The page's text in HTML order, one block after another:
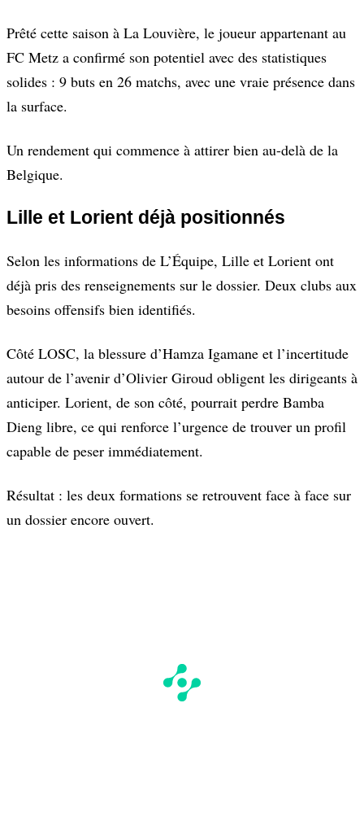
Prêté cette saison à La Louvière, le joueur appartenant au
FC Metz a confirmé son potentiel avec des statistiques
solides : 9 buts en 26 matchs, avec une vraie présence dans
la surface.
Un rendement qui commence à attirer bien au-delà de la
Belgique.
Lille et Lorient déjà positionnés
Selon les informations de L’Équipe, Lille et Lorient ont
déjà pris des renseignements sur le dossier. Deux clubs aux
besoins offensifs bien identifiés.
Côté LOSC, la blessure d’Hamza Igamane et l’incertitude
autour de l’avenir d’Olivier Giroud obligent les dirigeants à
anticiper. Lorient, de son côté, pourrait perdre Bamba
Dieng libre, ce qui renforce l’urgence de trouver un profil
capable de peser immédiatement.
Résultat : les deux formations se retrouvent face à face sur
un dossier encore ouvert.